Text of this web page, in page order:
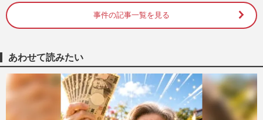
テレビ朝日『モーニングショー』玉川徹氏
「警察官が死刑にした」大阪府発砲事件へ
週刊女性PRIME
福岡県議会の“ドン”蔵内勇夫議長、炎上続
きの中「ネパールは天国だった」震災無視
の不謹慎発言で「地獄に…
事件の記事一覧を見る
あわせて読みたい